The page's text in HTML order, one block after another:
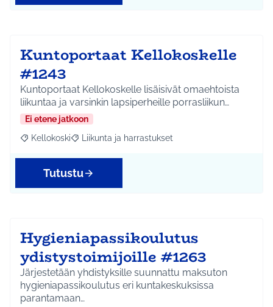
Kuntoportaat Kellokoskelle
#1243
Kuntoportaat Kellokoskelle lisäisivät omaehtoista
liikuntaa ja varsinkin lapsiperheille porrasliikun…
Ei etene jatkoon
Rajaa tulokset aihepiirin mukaan: Kellokoski
Kellokoski Rajaa tulokset teeman mukaan: Liikunta ja
Liikunta ja harrastukset
Tutustu
Hygieniapassikoulutus
ydistystoimijoille #1263
Järjestetään yhdistyksille suunnattu maksuton
hygieniapassikoulutus eri kuntakeskuksissa
parantamaan…